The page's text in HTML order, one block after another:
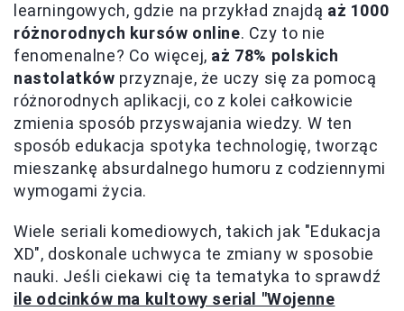
learningowych, gdzie na przykład znajdą aż 1000
różnorodnych kursów online. Czy to nie
fenomenalne? Co więcej, aż 78% polskich
nastolatków przyznaje, że uczy się za pomocą
różnorodnych aplikacji, co z kolei całkowicie
zmienia sposób przyswajania wiedzy. W ten
sposób edukacja spotyka technologię, tworząc
mieszankę absurdalnego humoru z codziennymi
wymogami życia.
Wiele seriali komediowych, takich jak "Edukacja
XD", doskonale uchwyca te zmiany w sposobie
nauki. Jeśli ciekawi cię ta tematyka to sprawdź
ile odcinków ma kultowy serial "Wojenne